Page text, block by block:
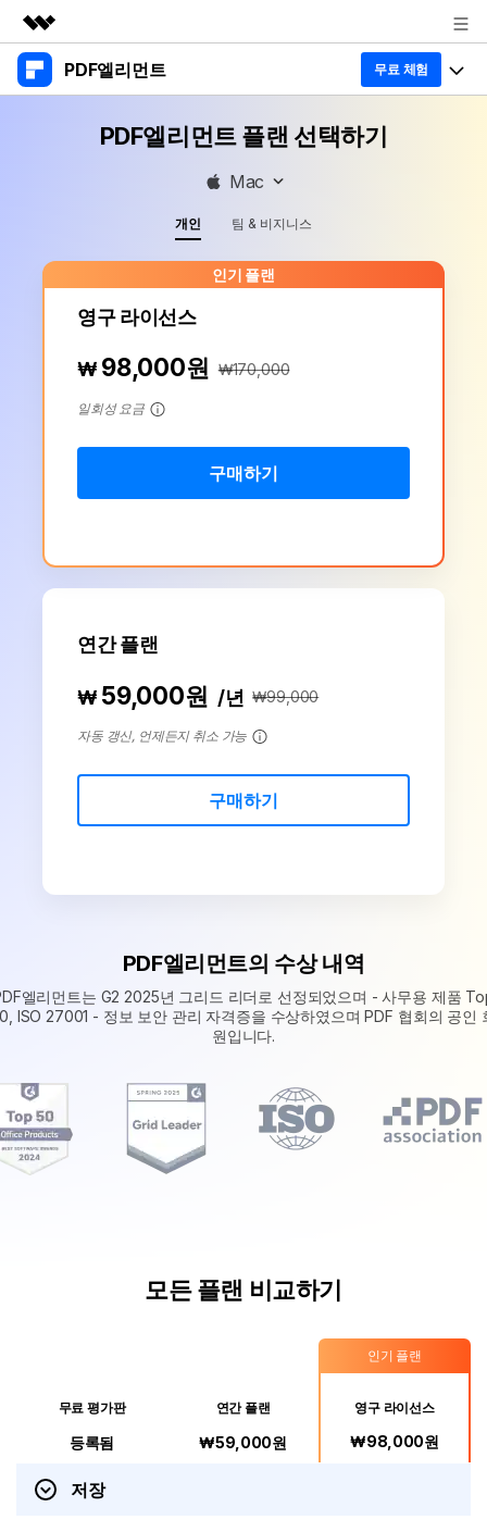
주요 제품PDF엘리먼트 무료 체험
iPhone/iPad용
Android용
클라우드
문서 클라우드
PDF 온라인 도구
PDF PPT 변환
PDF 회전
PDF 읽기
PDF 주석 달기
PDF 압축
PDF 폼
PDF 서명
PDF 일괄 작업
AI PDF 요약기
PDF 전자 서명
AI PDF 번역기
AI PDF 재작성
문서와 채팅하기
AI 이미지 생성기
비즈니스
최신 버전 업그레이드
고객 지원
구독 취소
유튜브
네이버 블로그
무료 다운로드
검색
PDF엘리먼트 플랜 선택하기
Mac
개인 팀 & 비지니스
연간 플랜
₩ 59,000원 /년 ₩99,000
자동 갱신, 언제든지 취소 가능
구매하기
인기 플랜
영구 라이선스
₩ 98,000원 ₩170,000
일회성 요금
구매하기
PDF엘리먼트의 수상 내역
엘리먼트는 G2 2025년 그리드 리더로 선정되었으며 - 사무용 제품
ISO 27001 - 정보 보안 관리 자격증을 수상하였으며 PDF 협회의 공인
원입니다.
모든 플랜 비교하기
인기 플랜
무료 평가판 연간 플랜 영구 라이선스
등록됨 ₩59,000원 ₩98,000원
저장